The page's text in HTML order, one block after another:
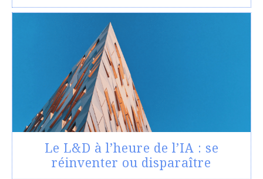
Le L&D à l’heure de l’IA : se
réinventer ou disparaître